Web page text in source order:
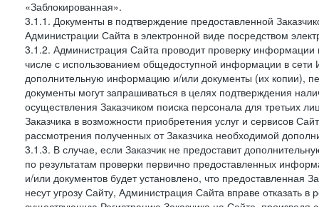
«Заблокированная».
3.1.1. Документы в подтверждение предоставленной
Администрации Сайта в электронной виде посредством
3.1.2. Администрация Сайта проводит проверку информации
числе с использованием общедоступной информации в
дополнительную информацию и/или документы (их копии),
документы могут запрашиваться в целях подтверждения
осуществления Заказчиком поиска персонала для третьих
Заказчика в возможности приобретения услуг и сервисов
рассмотрения полученных от Заказчика необходимой
3.1.3. В случае, если Заказчик не предоставит
по результатам проверки первично предоставленных
и/или документов будет установлено, что предоставленная
несут угрозу Сайту, Администрация Сайта вправе отказать